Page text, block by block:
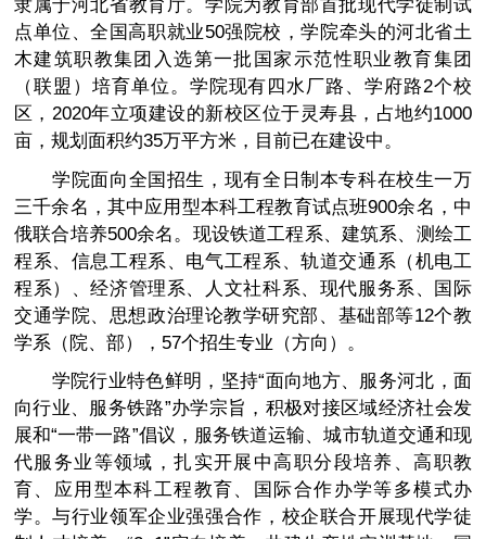
点单位、全国高职就业50强院校，学院牵头的河北省土
木建筑职教集团入选第一批国家示范性职业教育集团
（联盟）培育单位。学院现有四水厂路、学府路2个校
区，2020年立项建设的新校区位于灵寿县，占地约1000
亩，规划面积约35万平方米，目前已在建设中。
学院面向全国招生，现有全日制本专科在校生一万
三千余名，其中应用型本科工程教育试点班900余名，中
俄联合培养500余名。现设铁道工程系、建筑系、测绘工
程系、信息工程系、电气工程系、轨道交通系（机电工
程系）、经济管理系、人文社科系、现代服务系、国际
交通学院、思想政治理论教学研究部、基础部等12个教
学系（院、部），57个招生专业（方向）。
学院行业特色鲜明，坚持“面向地方、服务河北，面
向行业、服务铁路”办学宗旨，积极对接区域经济社会发
展和“一带一路”倡议，服务铁道运输、城市轨道交通和现
代服务业等领域，扎实开展中高职分段培养、高职教
育、应用型本科工程教育、国际合作办学等多模式办
学。与行业领军企业强强合作，校企联合开展现代学徒